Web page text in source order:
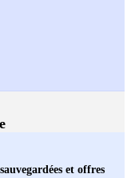
et offres